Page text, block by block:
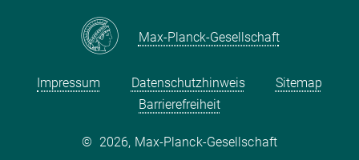
Max-Planck-Gesellschaft
Impressum Datenschutzhinweis
Sitemap
Barrierefreiheit
© 2026, Max-Planck-Gesellschaft